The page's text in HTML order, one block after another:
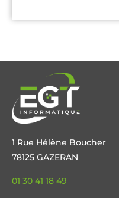
1 Rue Hélène Boucher
78125 GAZERAN
01 30 41 18 49